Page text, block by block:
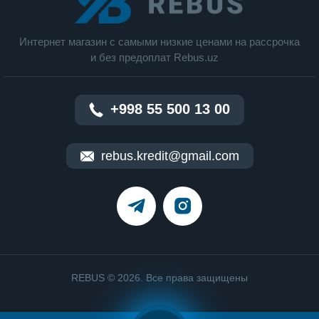
калорий , постоянное измерение пульса ,
измерение уровня кислорода в крови ,
измерение температуры тела
Аккумулятор
Интернет магазин c cамыми низкие ценами на рассрочка
и без предоплат Rebus.uz
+998 55 500 13 00
rebus.kredit@gmail.com
REBUS © 2026. Все права защищены